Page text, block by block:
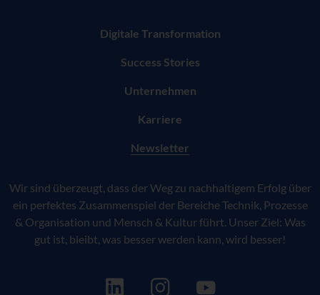
Digitale Transformation
Success Stories
Unternehmen
Karriere
Newsletter
Wir sind überzeugt, dass der Weg zu nachhaltigem Erfolg über
ein perfektes Zusammenspiel der Bereiche Technik, Prozesse
& Organisation und Mensch & Kultur führt. Unser Ziel: Was
gut ist, bleibt, was besser werden kann, wird besser!